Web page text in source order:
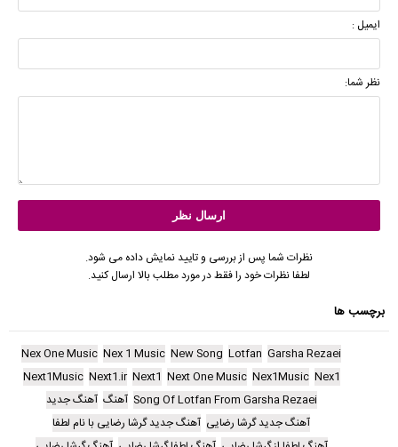
ایمیل :
نظر شما:
نظرات شما پس از بررسی و تایید نمایش داده می شود.
لطفا نظرات خود را فقط در مورد مطلب بالا ارسال کنید.
برچسب ها
Garsha Rezaei
Lotfan
New Song
Nex 1 Music
Nex One Music
Nex1
Nex1Music
Next One Music
Next1
Next1.ir
Next1Music
Song Of Lotfan From Garsha Rezaei آهنگ آهنگ جدید
آهنگ جدید گرشا رضایی آهنگ جدید گرشا رضایی با نام لطفا